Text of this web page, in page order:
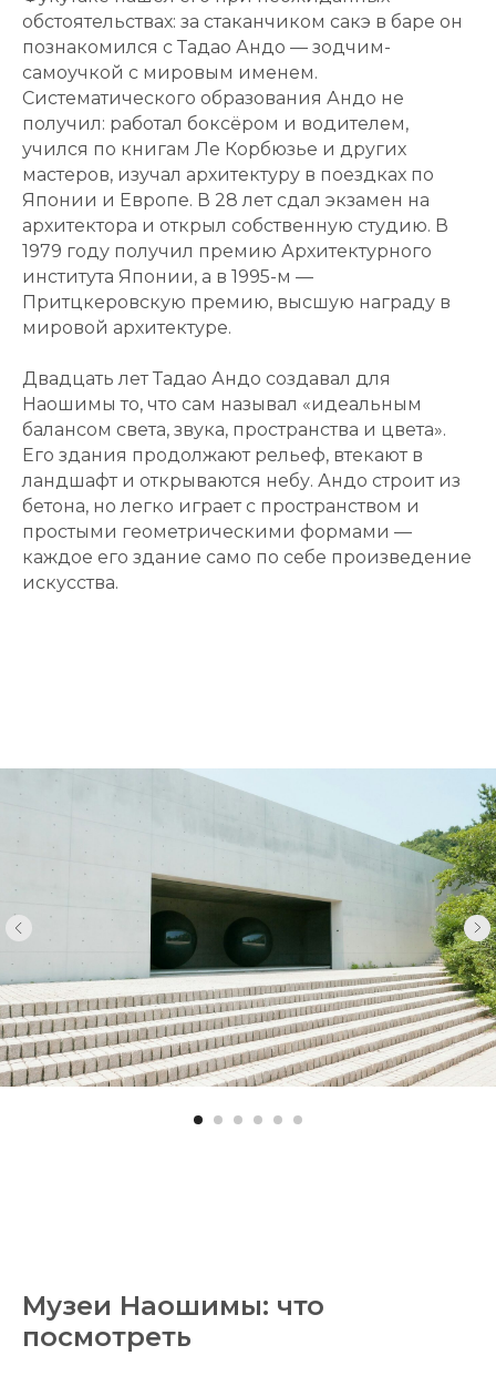
обстоятельствах: за стаканчиком сакэ в баре он
познакомился с Тадао Андо — зодчим-
самоучкой с мировым именем.
Систематического образования Андо не
получил: работал боксёром и водителем,
учился по книгам Ле Корбюзье и других
мастеров, изучал архитектуру в поездках по
Японии и Европе. В 28 лет сдал экзамен на
архитектора и открыл собственную студию. В
1979 году получил премию Архитектурного
института Японии, а в 1995-м —
Притцкеровскую премию, высшую награду в
мировой архитектуре.
Двадцать лет Тадао Андо создавал для
Наошимы то, что сам называл «идеальным
балансом света, звука, пространства и цвета».
Его здания продолжают рельеф, втекают в
ландшафт и открываются небу. Андо строит из
бетона, но легко играет с пространством и
простыми геометрическими формами —
каждое его здание само по себе произведение
искусства.
Музеи Наошимы: что
посмотреть